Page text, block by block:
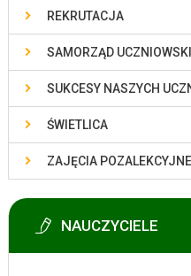
REKRUTACJA
SAMORZĄD UCZNIOWSKI
SUKCESY NASZYCH
ŚWIETLICA
ZAJĘCIA POZALEKCYJNE
NAUCZYCIELE